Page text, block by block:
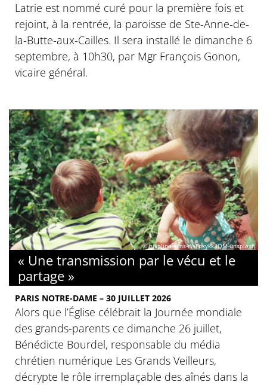
Latrie est nommé curé pour la première fois et
rejoint, à la rentrée, la paroisse de Ste-Anne-de-
la-Butte-aux-Cailles. Il sera installé le dimanche 6
septembre, à 10h30, par Mgr François Gonon,
vicaire général.
© nikoline-arns-rWFpxykk3QM-unsplash
« Une transmission par le vécu et le
partage »
PARIS NOTRE-DAME – 30 JUILLET 2026
Alors que l’Église célébrait la Journée mondiale
des grands-parents ce dimanche 26 juillet,
Bénédicte Bourdel, responsable du média
chrétien numérique Les Grands Veilleurs,
décrypte le rôle irremplaçable des aînés dans la